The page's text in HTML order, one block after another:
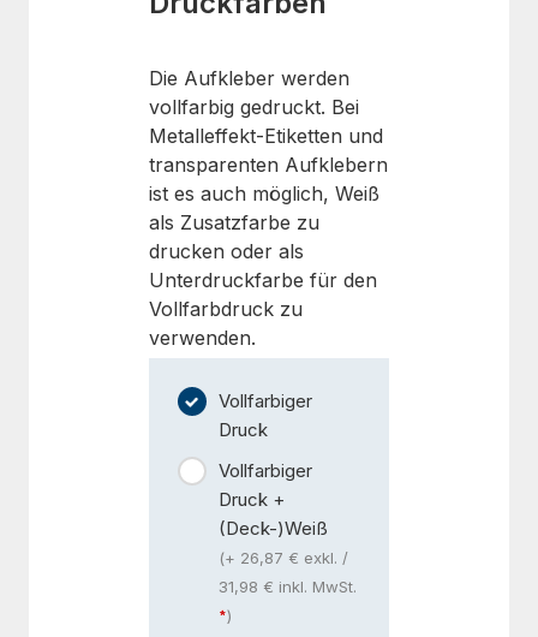
Die Aufkleber werden
vollfarbig gedruckt. Bei
Metalleffekt-Etiketten und
transparenten Aufklebern
ist es auch möglich, Weiß
als Zusatzfarbe zu
drucken oder als
Unterdruckfarbe für den
Vollfarbdruck zu
verwenden.
Vollfarbiger
Druck
Vollfarbiger
Druck +
(Deck-)Weiß
(+ 26,87 € exkl. /
31,98 € inkl. MwSt.
)